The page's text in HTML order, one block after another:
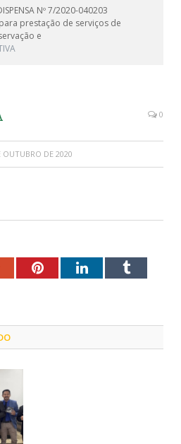
Nº 7/2020-040203
prestação de serviços de
e
0
OUTUBRO DE 2020
PinterestLinkedInTumblr